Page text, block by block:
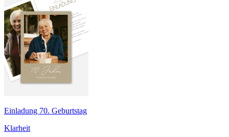
Einladung 70. Geburtstag
Klarheit